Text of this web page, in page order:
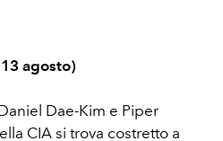
agosto)
Dae-Kim e Piper
CIA si trova costretto a